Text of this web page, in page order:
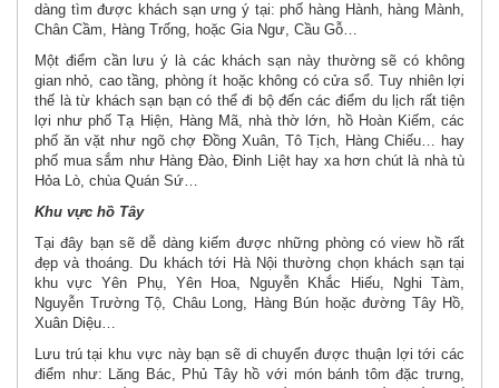
dàng tìm được khách sạn ưng ý tại: phố hàng Hành, hàng Mành,
Chân Cầm, Hàng Trống, hoặc Gia Ngư, Cầu Gỗ…
Một điểm cần lưu ý là các khách sạn này thường sẽ có không
gian nhỏ, cao tầng, phòng ít hoặc không có cửa sổ. Tuy nhiên lợi
thế là từ khách sạn bạn có thể đi bộ đến các điểm du lịch rất tiện
lợi như phố Tạ Hiện, Hàng Mã, nhà thờ lớn, hồ Hoàn Kiếm, các
phố ăn vặt như ngõ chợ Đồng Xuân, Tô Tịch, Hàng Chiếu… hay
phố mua sắm như Hàng Đào, Đinh Liệt hay xa hơn chút là nhà tù
Hỏa Lò, chùa Quán Sứ…
Khu vực hồ Tây
Tại đây bạn sẽ dễ dàng kiếm được những phòng có view hồ rất
đẹp và thoáng. Du khách tới Hà Nội thường chọn khách sạn tại
khu vực Yên Phụ, Yên Hoa, Nguyễn Khắc Hiếu, Nghi Tàm,
Nguyễn Trường Tộ, Châu Long, Hàng Bún hoặc đường Tây Hồ,
Xuân Diệu…
Lưu trú tại khu vực này bạn sẽ di chuyển được thuận lợi tới các
điểm như: Lăng Bác, Phủ Tây hồ với món bánh tôm đặc trưng,